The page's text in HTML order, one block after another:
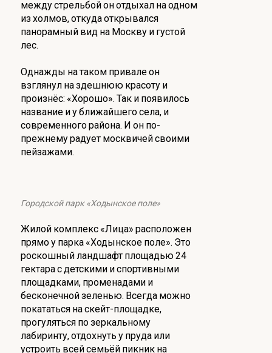
между стрельбой он отдыхал на одном
из холмов, откуда открывался
панорамный вид на Москву и густой
лес.
Однажды на таком привале он
взглянул на здешнюю красоту и
произнёс: «Хорошо». Так и появилось
название и у ближайшего села, и
современного района. И он по-
прежнему радует москвичей своими
пейзажами.
Городской парк «Ходынское поле»
Жилой комплекс «Лица» расположен
прямо у парка «Ходынское поле». Это
роскошный ландшафт площадью 24
гектара с детскими и спортивными
площадками, променадами и
бесконечной зеленью. Всегда можно
покататься на скейт-площадке,
прогуляться по зеркальному
лабиринту, отдохнуть у пруда или
устроить всей семьёй пикник на